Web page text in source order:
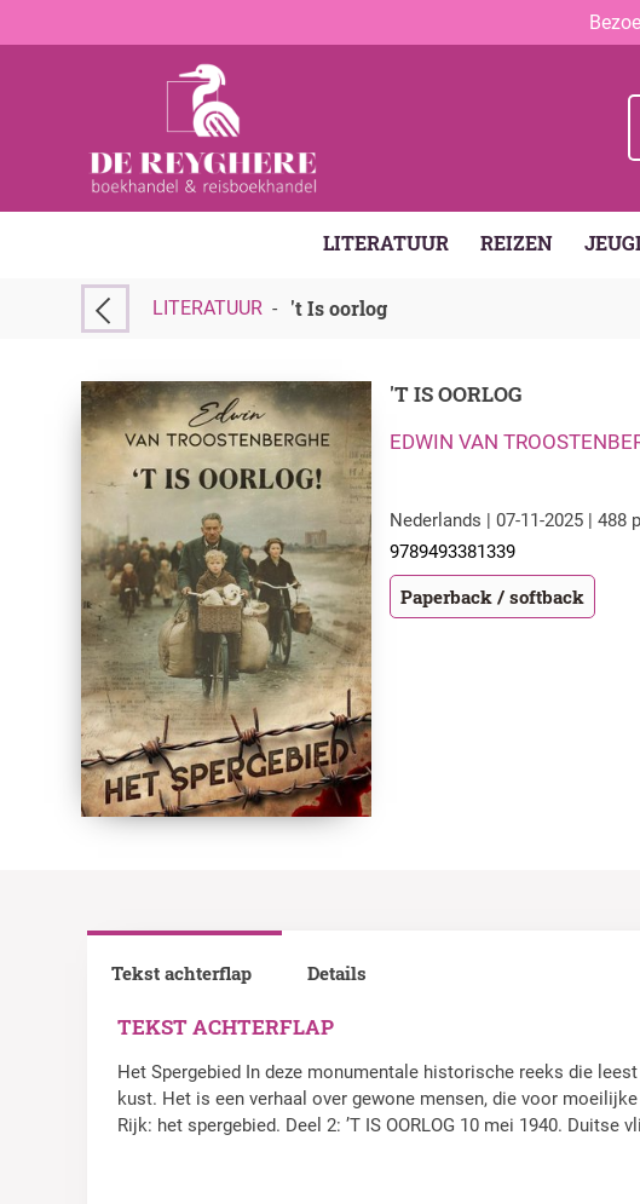
LITERATUUR REIZEN
LITERATUUR - 't Is oorlog
'T IS OORLOG
EDWIN VAN
Nederlands | 07-11-2025 | 488
9789493381339
Paperback / softback
Tekst achterflap
TEKST ACHTERFLAP
Het Spergebied In deze monumentale historische reeks die
kust. Het is een verhaal over gewone mensen, die voor
Rijk: het spergebied. Deel 2: ’T IS OORLOG 10 mei 1940.
Details